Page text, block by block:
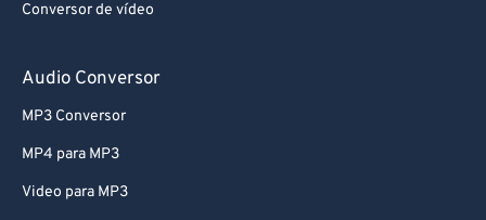
Conversor de vídeo
Audio Conversor
MP3 Conversor
MP4 para MP3
Video para MP3